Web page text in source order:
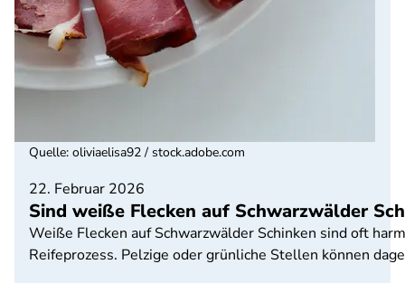
22. Februar 2026
Sind weiße Flecken auf Schwarzwälder
Weiße Flecken auf Schwarzwälder Schinken sind oft
Reifeprozess. Pelzige oder grünliche Stellen können
Quelle: oliviaelisa92 / stock.adobe.com